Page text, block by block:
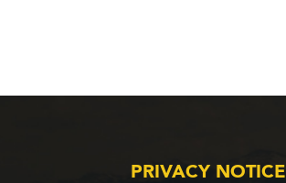
PRIVACY NOTICE